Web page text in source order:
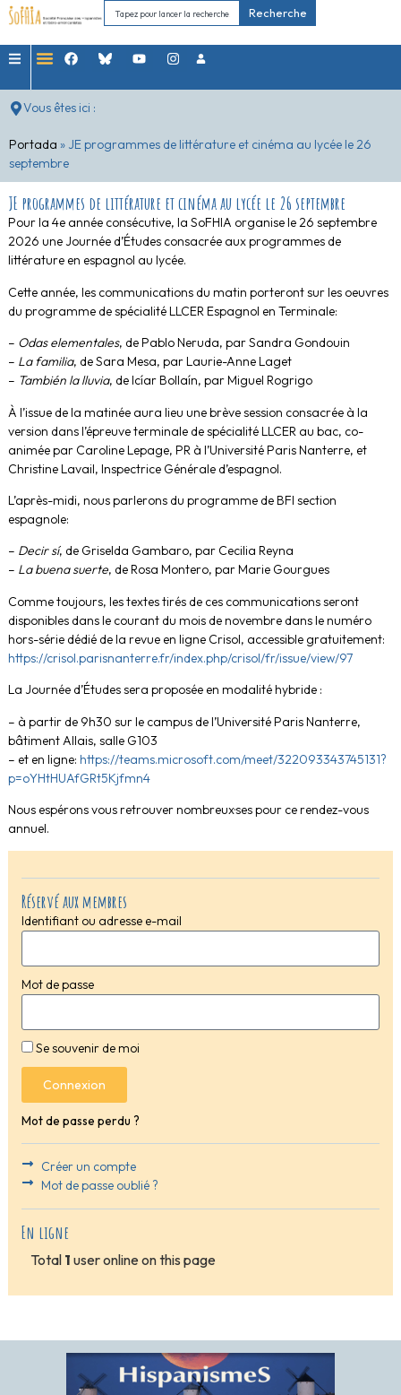
Recherche
Vous êtes ici :
Portada » JE programmes de littérature et cinéma au lycée le 26
septembre
Réservé aux membres
Identifiant ou adresse e-mail
Mot de passe
Se souvenir de moi
Connexion
Mot de passe perdu ?
Créer un compte
Mot de passe oublié ?
En ligne
Total 1 user online on this page
JE programmes de littérature et cinéma au lycée le 26 septembre
Pour la 4e année consécutive, la SoFHIA organise le 26 septembre
2026 une Journée d’Études consacrée aux programmes de
littérature en espagnol au lycée.
Cette année, les communications du matin porteront sur les oeuvres
du programme de spécialité LLCER Espagnol en Terminale:
– Odas elementales, de Pablo Neruda, par Sandra Gondouin
– La familia, de Sara Mesa, par Laurie-Anne Laget
– También la lluvia, de Icíar Bollaín, par Miguel Rogrigo
À l’issue de la matinée aura lieu une brève session consacrée à la
version dans l’épreuve terminale de spécialité LLCER au bac, co-
animée par Caroline Lepage, PR à l’Université Paris Nanterre, et
Christine Lavail, Inspectrice Générale d’espagnol.
L’après-midi, nous parlerons du programme de BFI section
espagnole:
– Decir sí, de Griselda Gambaro, par Cecilia Reyna
– La buena suerte, de Rosa Montero, par Marie Gourgues
Comme toujours, les textes tirés de ces communications seront
disponibles dans le courant du mois de novembre dans le numéro
hors-série dédié de la revue en ligne Crisol, accessible gratuitement:
https://crisol.parisnanterre.fr/index.php/crisol/fr/issue/view/97
La Journée d’Études sera proposée en modalité hybride :
– à partir de 9h30 sur le campus de l’Université Paris Nanterre,
bâtiment Allais, salle G103
– et en ligne: https://teams.microsoft.com/meet/322093343745131?
p=oYHtHUAfGRt5Kjfmn4
Nous espérons vous retrouver nombreux·ses pour ce rendez-vous
annuel.